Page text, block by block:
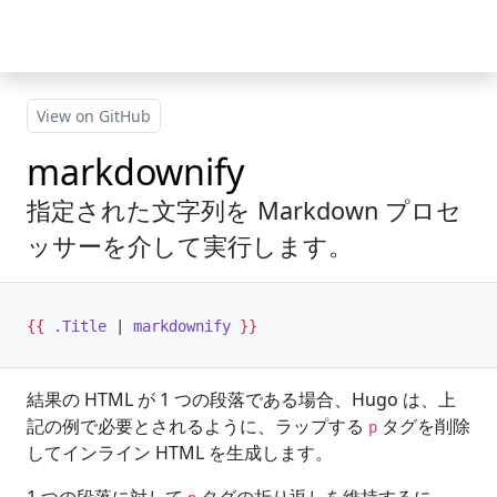
View on GitHub
markdownify
指定された文字列を Markdown プロセ
ッサーを介して実行します。
{{ .Title | markdownify }}
結果の HTML が 1 つの段落である場合、Hugo は、上
記の例で必要とされるように、ラップする p タグを削除
してインライン HTML を生成します。